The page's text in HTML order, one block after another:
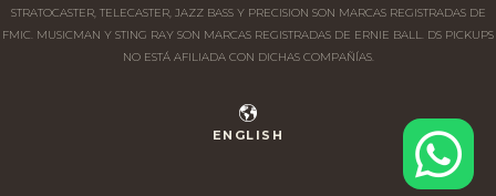
STRATOCASTER, TELECASTER, JAZZ BASS Y PRECISION SON MARCAS REGISTRADAS DE
FMIC. MUSICMAN Y STING RAY SON MARCAS REGISTRADAS DE ERNIE BALL. DS PICKUPS
NO ESTÁ AFILIADA CON DICHAS COMPAÑÍAS.
ENGLISH